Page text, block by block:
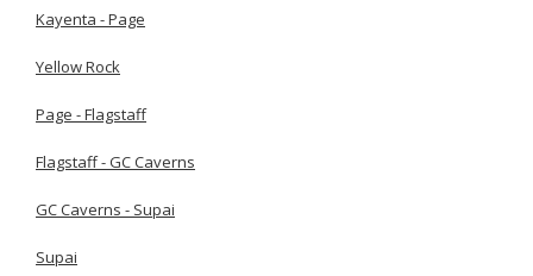
Kayenta - Page
Yellow Rock
Page - Flagstaff
Flagstaff - GC Caverns
GC Caverns - Supai
Supai